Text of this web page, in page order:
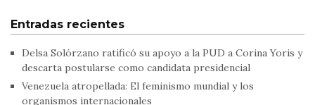
Entradas recientes
Delsa Solórzano ratificó su apoyo a la PUD a Corina Yoris y
descarta postularse como candidata presidencial
Venezuela atropellada: El feminismo mundial y los
organismos internacionales